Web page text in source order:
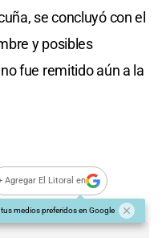
se concluyó con el
y posibles
fue remitido aún a la
Agregar El Litoral en
tus medios preferidos en Google